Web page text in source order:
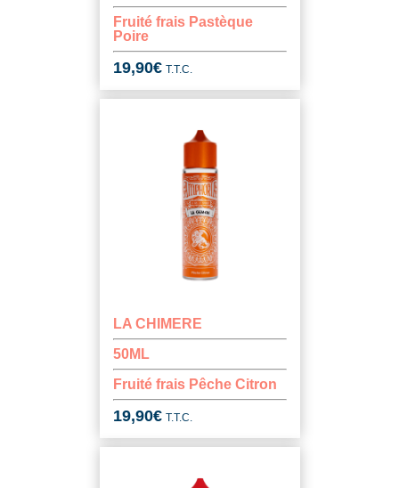
Fruité frais Pastèque
Poire
19,90€ T.T.C.
LA CHIMERE
50ML
Fruité frais Pêche Citron
19,90€ T.T.C.